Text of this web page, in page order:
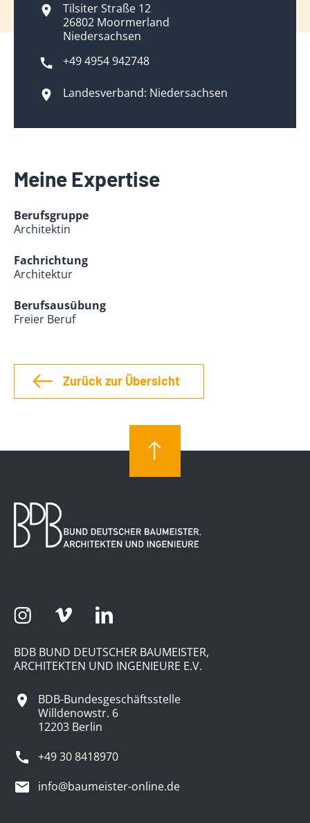
Tilsiter Straße 12
26802 Moormerland
Niedersachsen
+49 4954 942748
Landesverband: Niedersachsen
Meine Expertise
Berufsgruppe
Architektin
Fachrichtung
Architektur
Berufsausübung
Freier Beruf
Zurück zur Übersicht
BDB BUND DEUTSCHER BAUMEISTER,
ARCHITEKTEN UND INGENIEURE E.V.
BDB-Bundesgeschäftsstelle
Willdenowstr. 6
12203 Berlin
+49 30 8418970
info@baumeister-online.de